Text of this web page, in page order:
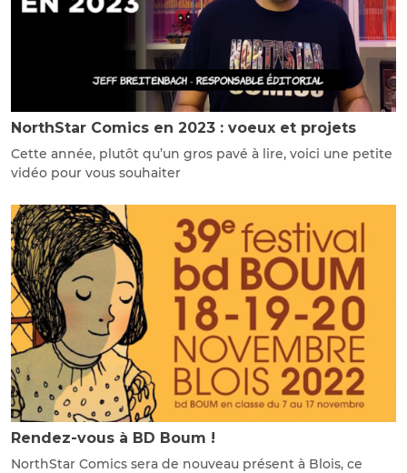
NorthStar Comics en 2023 : voeux et projets
Cette année, plutôt qu’un gros pavé à lire, voici une petite
vidéo pour vous souhaiter
Rendez-vous à BD Boum !
NorthStar Comics sera de nouveau présent à Blois, ce